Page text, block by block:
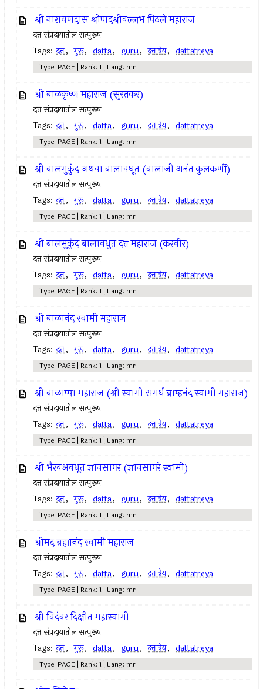
श्री नारायणदास श्रीपादश्रीवल्लभ पिठले महाराज
दत्त संप्रदायातील सत्पुरूष
Tags: दत्त, गुरू, datta, guru, दत्तात्रेय, dattatreya
Type: PAGE | Rank: 1 | Lang: mr
श्री बाळकृष्ण महाराज (सुरतकर)
दत्त संप्रदायातील सत्पुरूष
Tags: दत्त, गुरू, datta, guru, दत्तात्रेय, dattatreya
Type: PAGE | Rank: 1 | Lang: mr
श्री बालमुकुंद अथवा बालावधूत (बालाजी अनंत कुलकर्णी)
दत्त संप्रदायातील सत्पुरूष
Tags: दत्त, गुरू, datta, guru, दत्तात्रेय, dattatreya
Type: PAGE | Rank: 1 | Lang: mr
श्री बालमुकुंद बालावधुत दत्त महाराज (करवीर)
दत्त संप्रदायातील सत्पुरूष
Tags: दत्त, गुरू, datta, guru, दत्तात्रेय, dattatreya
Type: PAGE | Rank: 1 | Lang: mr
श्री बाळानंद स्वामी महाराज
दत्त संप्रदायातील सत्पुरूष
Tags: दत्त, गुरू, datta, guru, दत्तात्रेय, dattatreya
Type: PAGE | Rank: 1 | Lang: mr
श्री बाळाप्पा महाराज (श्री स्वामी समर्थ ब्राम्हनंद स्वामी महाराज)
दत्त संप्रदायातील सत्पुरूष
Tags: दत्त, गुरू, datta, guru, दत्तात्रेय, dattatreya
Type: PAGE | Rank: 1 | Lang: mr
श्री भैरवअवधूत ज्ञानसागर (ज्ञानसागरे स्वामी)
दत्त संप्रदायातील सत्पुरूष
Tags: दत्त, गुरू, datta, guru, दत्तात्रेय, dattatreya
Type: PAGE | Rank: 1 | Lang: mr
श्रीमद् ब्रह्मानंद स्वामी महाराज
दत्त संप्रदायातील सत्पुरूष
Tags: दत्त, गुरू, datta, guru, दत्तात्रेय, dattatreya
Type: PAGE | Rank: 1 | Lang: mr
श्री चिदंबर दिक्षीत महास्वामी
दत्त संप्रदायातील सत्पुरूष
Tags: दत्त, गुरू, datta, guru, दत्तात्रेय, dattatreya
Type: PAGE | Rank: 1 | Lang: mr